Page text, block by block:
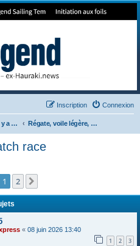
Connexion
Inscription
La vie sur l'eau .... y a pas qu'la Cup Régate, voile légère, match race
race
1 2
« 08 juin 2026 13:40
1 2 3